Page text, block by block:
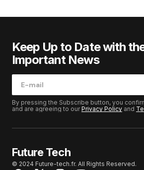
Keep Up to Date with
Important News
By pressing the Subscribe button, you
and are agreeing to ourPrivacy Policy and
Future Tech
© 2024 Future-tech.fr. All Rights Reserved.